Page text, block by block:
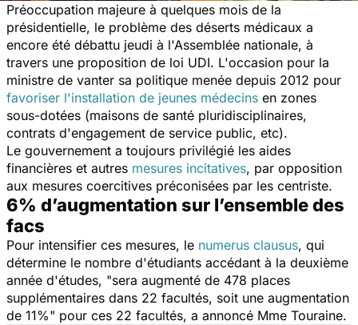
Préoccupation majeure à quelques mois de la
présidentielle, le problème des déserts médicaux a
encore été débattu jeudi à l'Assemblée nationale, à
travers une proposition de loi UDI. L'occasion pour la
ministre de vanter sa politique menée depuis 2012 pour
favoriser l'installation de jeunes médecins en zones
sous-dotées (maisons de santé pluridisciplinaires,
contrats d'engagement de service public, etc).
Le gouvernement a toujours privilégié les aides
financières et autres mesures incitatives, par opposition
aux mesures coercitives préconisées par les centriste.
6% d’augmentation sur l’ensemble des
facs
Pour intensifier ces mesures, le numerus clausus, qui
détermine le nombre d'étudiants accédant à la deuxième
année d'études, "sera augmenté de 478 places
supplémentaires dans 22 facultés, soit une augmentation
de 11%" pour ces 22 facultés, a annoncé Mme Touraine.